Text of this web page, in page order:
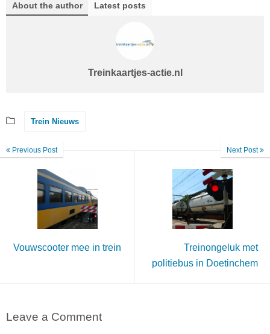
About the author Latest posts
Treinkaartjes-actie.nl
Trein Nieuws
Previous Post
Vouwscooter mee in trein
Next Post
Treinongeluk met
politiebus in Doetinchem
Leave a Comment